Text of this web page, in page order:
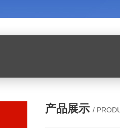
产品展示 /